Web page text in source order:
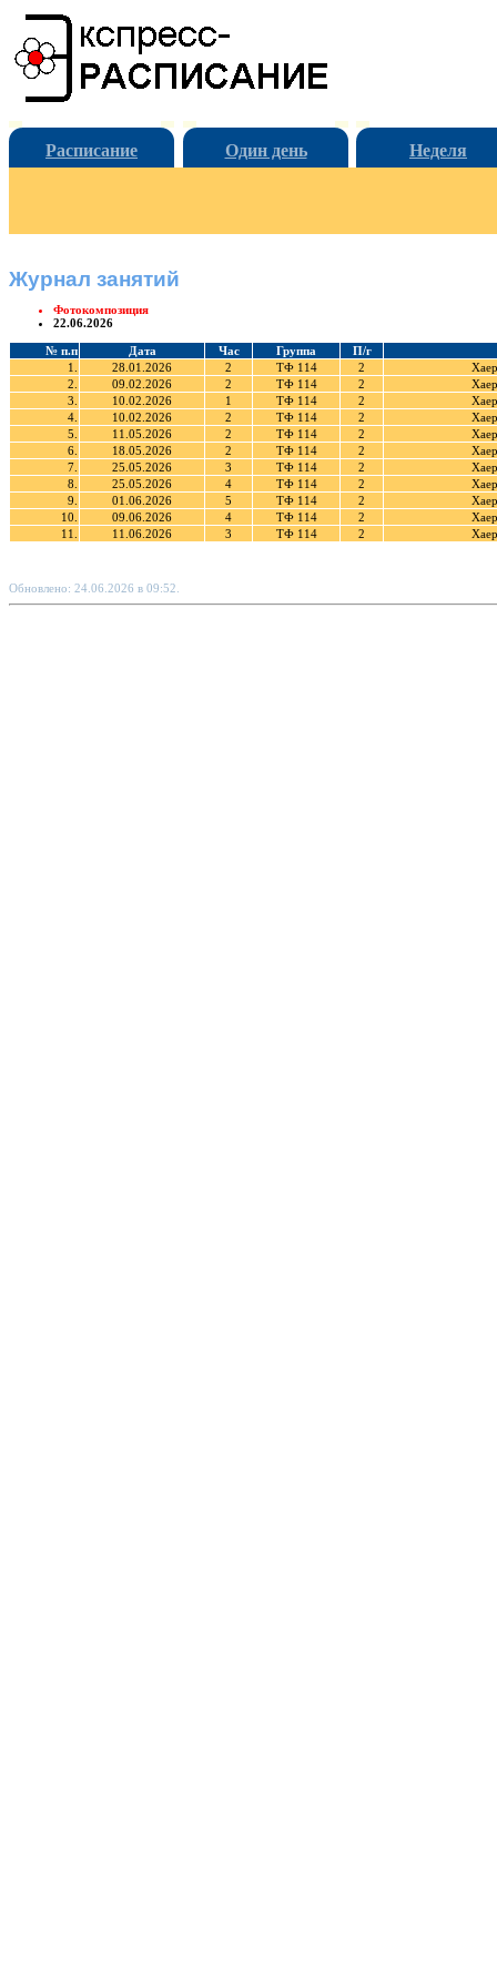
Расписание Один день Неделя
Журнал занятий
Фотокомпозиция
22.06.2026
№ п.п Дата Час Группа
П/г
1.
28.01.2026 2 ТФ 114 2
2.
09.02.2026 2 ТФ 114 2
3.
10.02.2026 1 ТФ 114 2
4.
10.02.2026 2 ТФ 114 2
5.
11.05.2026 2 ТФ 114 2
6.
18.05.2026 2 ТФ 114 2
7.
25.05.2026 3 ТФ 114 2
8.
25.05.2026 4 ТФ 114 2
9.
01.06.2026 5 ТФ 114 2
10.
09.06.2026 4 ТФ 114 2
11.
11.06.2026 3 ТФ 114 2
Обновлено: 24.06.2026 в 09:52.